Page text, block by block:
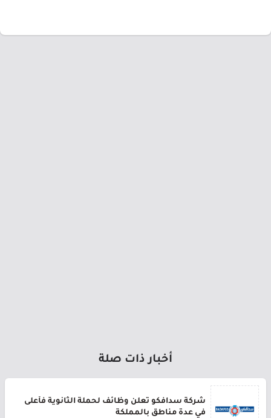
أخبار ذات صلة
شركة سدافكو تعلن وظائف لحملة الثانوية فأعلى
في عدة مناطق بالمملكة